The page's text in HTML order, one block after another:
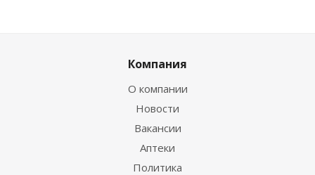
Компания
О компании
Новости
Вакансии
Аптеки
Политика